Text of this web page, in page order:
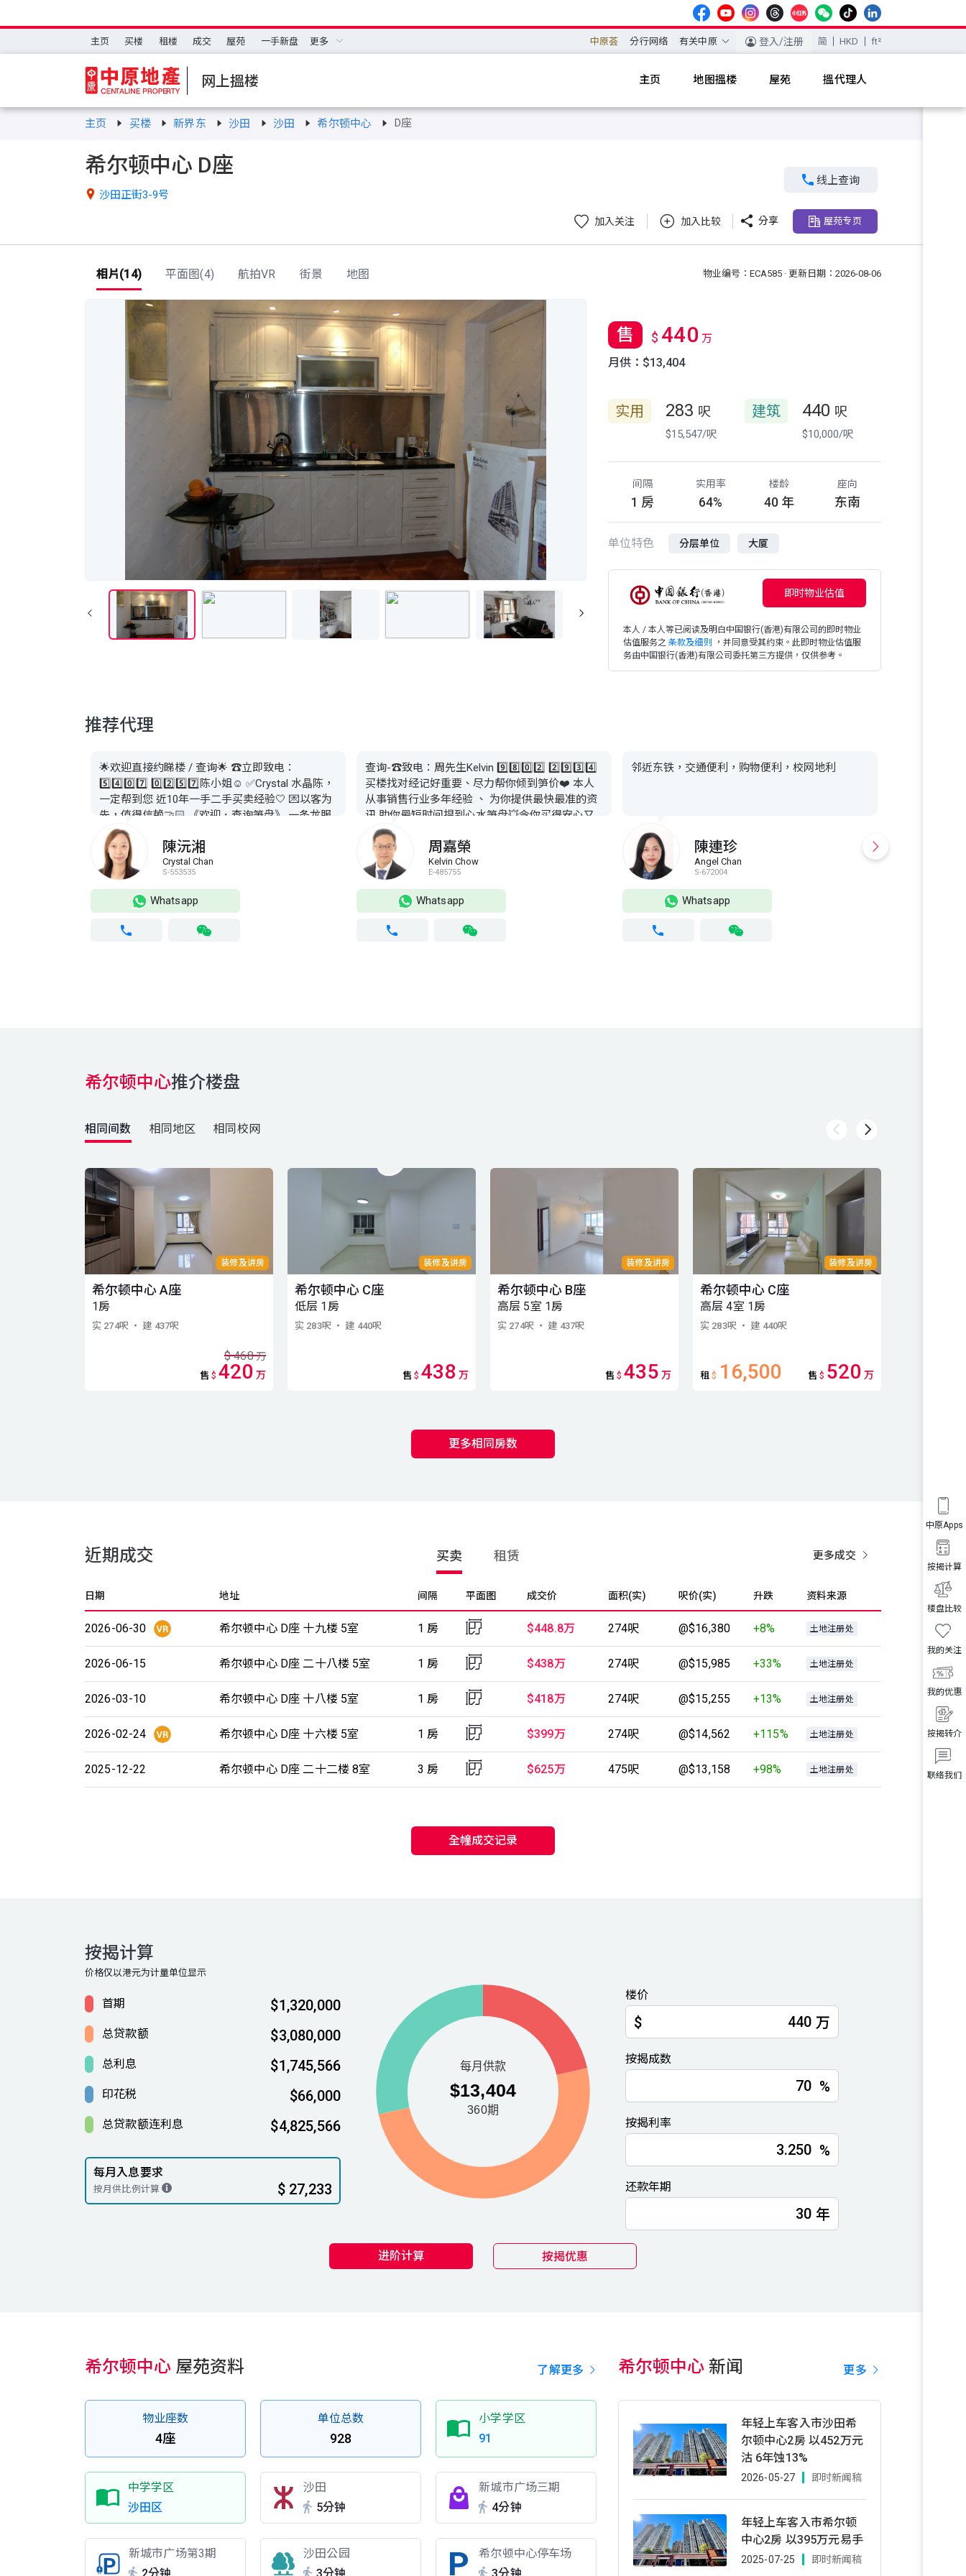
主页 买楼 租楼 成交 屋苑 一手新盘 更多 中原荟 分行网络 有关中原 登入/注册 简 HKD ft²
网上搵楼 主页 地图搵楼 屋苑 搵代理人
联络我们
按揭转介
我的优惠
我的关注
楼盘比较
按揭计算
中原Apps
主页 买楼 新界东 沙田 沙田 希尔顿中心 D座
希尔顿中心 D座
 沙田正街3-9号
 线上查询
加入关注 加入比较  分享 屋苑专页
相片(14) 平面图(4) 航拍VR 街景 地图 物业编号：ECA585 · 更新日期：2026-08-06
售 $ 440 万
月供：$13,404
实用 283 呎
$15,547/呎
建筑 440 呎
$10,000/呎
间隔
1 房
实用率
64%
楼龄
40 年
座向
东南
单位特色 分层单位 大厦
即时物业估值
本人 / 本人等已阅读及明白中国银行(香港)有限公司的即时物业
估值服务之 条款及细则
，并同意受其约束。此即时物业估值服
务由中国银行(香港)有限公司委托第三方提供，仅供参考。
推荐代理
🌟欢迎直接约睇楼 / 查询🌟 ☎️立即致电：
5️⃣4️⃣0️⃣7️⃣ 0️⃣2️⃣5️⃣7️⃣陈小姐☺️ ✅Crystal 水晶陈，
一定帮到您 近10年一手二手买卖经验🤍 💌以客为
先，值得信赖🤝🏻 《欢迎．查询笋盘》 一条龙服
务 * 欢迎查询各区一/二手物业 * 全港专车接送一
条龙服务 * 物业估价 * 按揭转介 * 律师推介 ⬇️致
电或WS对话⬇️
陳沅湘
Crystal Chan
S-553535
Whatsapp
查询-☎致电：周先生Kelvin 9️⃣8️⃣0️⃣2️⃣ 2️⃣9️⃣3️⃣4️⃣
买楼找对经记好重要、尽力帮你倾到笋价❤️ 本人
从事销售行业多年经验 、 为你提供最快最准的资
讯 助你最短时间揾到心水笋盘💥令你买得安心又
放心👍 👍熟盘熟价🔥倾价最强 💁‍♂️专业分析👂细心
聆听 ❤️一条龙服务： ✅️物业估价 ✅️按揭转介 ✅️律
师推介 ❤️大量笋盘 欢迎直接查询‼️
周嘉榮
Kelvin Chow
E-485755
Whatsapp
邻近东铁，交通便利，购物便利，校网地利
陳連珍
Angel Chan
S-672004
Whatsapp
希尔顿中心推介楼盘
相同间数 相同地区 相同校网
装修及讲房
希尔顿中心 A座
1房
实 274呎 ・ 建 437呎
$468万
售 $420 万
装修及讲房
希尔顿中心 C座
低层 1房
实 283呎 ・ 建 440呎
售 $438 万
装修及讲房
希尔顿中心 B座
高层 5室 1房
实 274呎 ・ 建 437呎
售 $435 万
装修及讲房
希尔顿中心 C座
高层 4室 1房
实 283呎 ・ 建 440呎
售 $ 520 万
租 $ 16,500
更多相同房数
近期成交 买卖 租赁 更多成交
日期 地址 间隔 平面图 成交价 面积(实) 呎价(实) 升跌 资料来源
2026-06-30 希尔顿中心 D座 十九楼 5室 1 房 $448.8万 274呎 @$16,380 +8% 土地注册处
2026-06-15 希尔顿中心 D座 二十八楼 5室 1 房 $438万 274呎 @$15,985 +33% 土地注册处
2026-03-10 希尔顿中心 D座 十八楼 5室 1 房 $418万 274呎 @$15,255 +13% 土地注册处
2026-02-24 希尔顿中心 D座 十六楼 5室 1 房 $399万 274呎 @$14,562 +115% 土地注册处
2025-12-22 希尔顿中心 D座 二十二楼 8室 3 房 $625万 475呎 @$13,158 +98% 土地注册处
全幢成交记录
按揭计算
价格仅以港元为计量单位显示
首期 $1,320,000
总贷款额 $3,080,000
总利息 $1,745,566
印花税 $66,000
总贷款额连利息 $4,825,566
每月入息要求
按月供比例计算 $ 27,233
楼价
$ 万
按揭成数
%
按揭利率
%
还款年期
年
进阶计算 按揭优惠
希尔顿中心 屋苑资料 了解更多
物业座数
4座
单位总数
928
小学学区
91
中学学区
沙田区
沙田
5分钟
新城市广场三期
4分钟
新城市广场第3期
沙田公园
希尔顿中心停车场
希尔顿中心 新闻 更多
年轻上车客入市沙田希
尔顿中心2房 以452万元
沽 6年蚀13%
2026-05-27 即时新闻稿
年轻上车客入市希尔顿
中心2房 以395万元易手
2025-07-25 即时新闻稿